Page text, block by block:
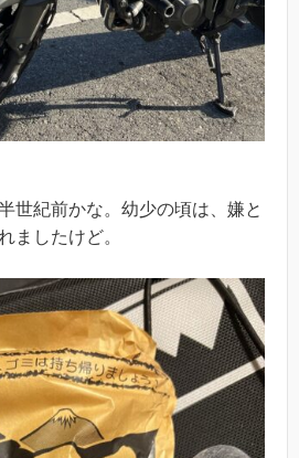
世紀前かな。幼少の頃は、嫌と
ましたけど。